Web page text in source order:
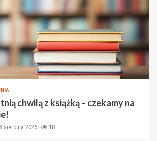
chwilą z książką – czekamy na
8 sierpnia 2026 18